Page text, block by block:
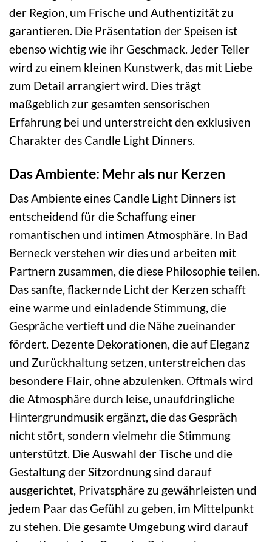
der Region, um Frische und Authentizität zu
garantieren. Die Präsentation der Speisen ist
ebenso wichtig wie ihr Geschmack. Jeder Teller
wird zu einem kleinen Kunstwerk, das mit Liebe
zum Detail arrangiert wird. Dies trägt
maßgeblich zur gesamten sensorischen
Erfahrung bei und unterstreicht den exklusiven
Charakter des Candle Light Dinners.
Das Ambiente: Mehr als nur Kerzen
Das Ambiente eines Candle Light Dinners ist
entscheidend für die Schaffung einer
romantischen und intimen Atmosphäre. In Bad
Berneck verstehen wir dies und arbeiten mit
Partnern zusammen, die diese Philosophie teilen.
Das sanfte, flackernde Licht der Kerzen schafft
eine warme und einladende Stimmung, die
Gespräche vertieft und die Nähe zueinander
fördert. Dezente Dekorationen, die auf Eleganz
und Zurückhaltung setzen, unterstreichen das
besondere Flair, ohne abzulenken. Oftmals wird
die Atmosphäre durch leise, unaufdringliche
Hintergrundmusik ergänzt, die das Gespräch
nicht stört, sondern vielmehr die Stimmung
unterstützt. Die Auswahl der Tische und die
Gestaltung der Sitzordnung sind darauf
ausgerichtet, Privatsphäre zu gewährleisten und
jedem Paar das Gefühl zu geben, im Mittelpunkt
zu stehen. Die gesamte Umgebung wird darauf